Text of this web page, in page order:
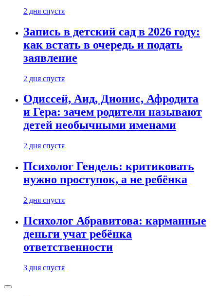
2 дня спустя
Запись в детский сад в 2026 году:
как встать в очередь и подать
заявление
2 дня спустя
Одиссей, Аид, Дионис, Афродита
и Гера: зачем родители называют
детей необычными именами
2 дня спустя
Психолог Гендель: критиковать
нужно проступок, а не ребёнка
2 дня спустя
Психолог Абравитова: карманные
деньги учат ребёнка
ответственности
3 дня спустя